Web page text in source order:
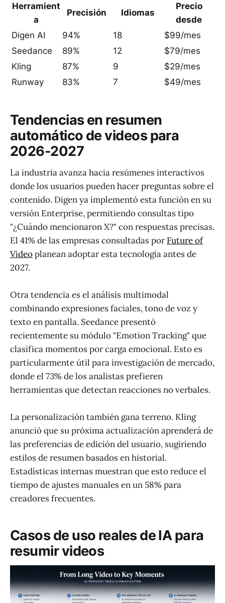
Herramient
a
Precisión Idiomas
Precio
desde
Digen AI
94% 18
$99/mes
Seedance
89% 12
$79/mes
Kling
87% 9
$29/mes
Runway
83% 7 $49/mes
Tendencias en resumen
automático de videos para
2026-2027
La industria avanza hacia resúmenes interactivos
donde los usuarios pueden hacer preguntas sobre el
contenido. Digen ya implementó esta función en su
versión Enterprise, permitiendo consultas tipo
"¿Cuándo mencionaron X?" con respuestas precisas.
El 41% de las empresas consultadas porFuture of
Videoplanean adoptar esta tecnología antes de
2027.
Otra tendencia es el análisis multimodal
combinando expresiones faciales, tono de voz y
texto en pantalla. Seedance presentó
recientemente su módulo "Emotion Tracking" que
clasifica momentos por carga emocional. Esto es
particularmente útil para investigación de mercado,
donde el 73% de los analistas prefieren
herramientas que detectan reacciones no verbales.
La personalización también gana terreno. Kling
anunció que su próxima actualización aprenderá de
las preferencias de edición del usuario, sugiriendo
estilos de resumen basados en historial.
Estadísticas internas muestran que esto reduce el
tiempo de ajustes manuales en un 58% para
creadores frecuentes.
Casos de uso reales de IA para
resumir videos